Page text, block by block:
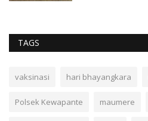
TAGS
vaksinasi hari bhayangkara
Polsek Kewapante maumere